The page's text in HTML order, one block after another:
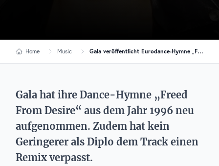
Home Music Gala veröffentlicht Eurodance-Hymne „Freed From Desire“ neu
Gala hat ihre Dance-Hymne „Freed
From Desire“ aus dem Jahr 1996 neu
aufgenommen. Zudem hat kein
Geringerer als Diplo dem Track einen
Remix verpasst.